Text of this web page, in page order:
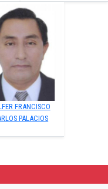
FRANCISCO
PALACIOS